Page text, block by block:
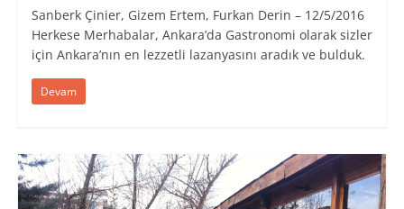
Sanberk Çinier, Gizem Ertem, Furkan Derin – 12/5/2016
Herkese Merhabalar, Ankara’da Gastronomi olarak sizler
için Ankara’nın en lezzetli lazanyasını aradık ve bulduk.
Devam